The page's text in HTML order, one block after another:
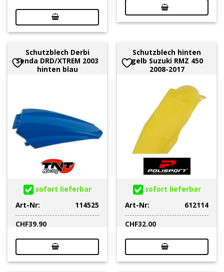
Schutzblech Derbi
Senda DRD/XTREM 2003
hinten blau
sofort lieferbar
Art-Nr:
114525
CHF39.90
Schutzblech hinten
gelb Suzuki RMZ 450
2008-2017
sofort lieferbar
Art-Nr:
612114
CHF32.00